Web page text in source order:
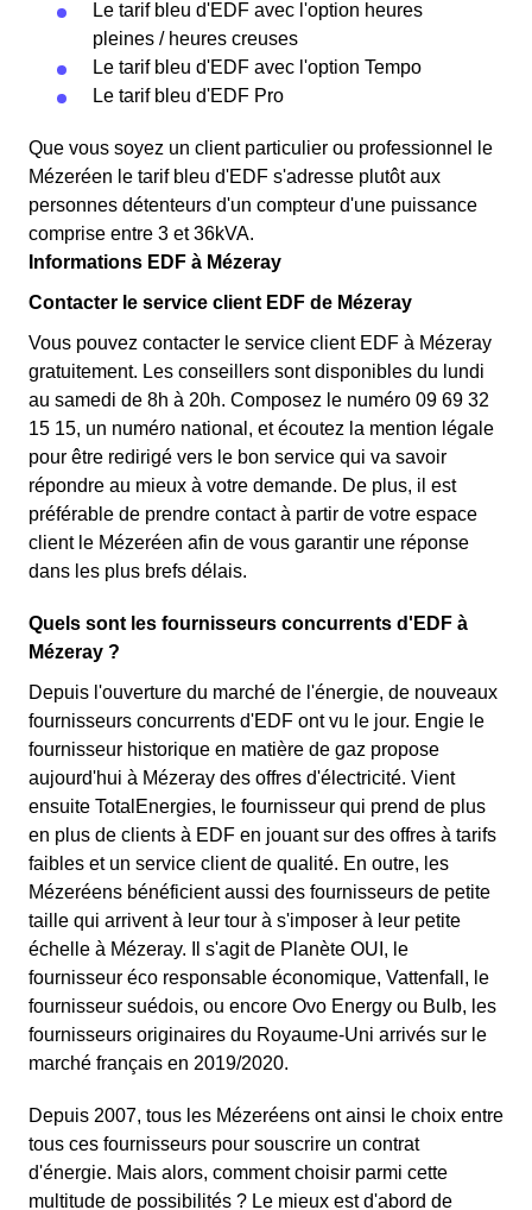
Le tarif bleu d'EDF avec l'option heures
pleines / heures creuses
Le tarif bleu d'EDF avec l'option Tempo
Le tarif bleu d'EDF Pro
Que vous soyez un client particulier ou professionnel le
Mézeréen le tarif bleu d'EDF s'adresse plutôt aux
personnes détenteurs d'un compteur d'une puissance
comprise entre 3 et 36kVA.
Informations EDF à Mézeray
Contacter le service client EDF de Mézeray
Vous pouvez contacter le service client EDF à Mézeray
gratuitement. Les conseillers sont disponibles du lundi
au samedi de 8h à 20h. Composez le numéro 09 69 32
15 15, un numéro national, et écoutez la mention légale
pour être redirigé vers le bon service qui va savoir
répondre au mieux à votre demande. De plus, il est
préférable de prendre contact à partir de votre espace
client le Mézeréen afin de vous garantir une réponse
dans les plus brefs délais.
Quels sont les fournisseurs concurrents d'EDF à
Mézeray ?
Depuis l'ouverture du marché de l'énergie, de nouveaux
fournisseurs concurrents d'EDF ont vu le jour. Engie le
fournisseur historique en matière de gaz propose
aujourd'hui à Mézeray des offres d'électricité. Vient
ensuite TotalEnergies, le fournisseur qui prend de plus
en plus de clients à EDF en jouant sur des offres à tarifs
faibles et un service client de qualité. En outre, les
Mézeréens bénéficient aussi des fournisseurs de petite
taille qui arrivent à leur tour à s'imposer à leur petite
échelle à Mézeray. Il s'agit de Planète OUI, le
fournisseur éco responsable économique, Vattenfall, le
fournisseur suédois, ou encore Ovo Energy ou Bulb, les
fournisseurs originaires du Royaume-Uni arrivés sur le
marché français en 2019/2020.
Depuis 2007, tous les Mézeréens ont ainsi le choix entre
tous ces fournisseurs pour souscrire un contrat
d'énergie. Mais alors, comment choisir parmi cette
multitude de possibilités ? Le mieux est d'abord de